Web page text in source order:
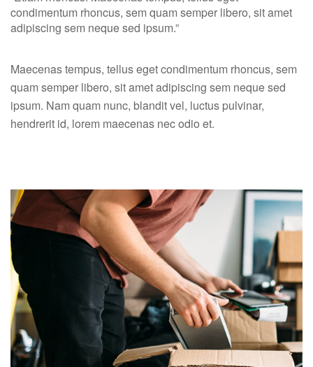
condimentum rhoncus, sem quam semper libero, sit amet
adipiscing sem neque sed ipsum.”
Maecenas tempus, tellus eget condimentum rhoncus, sem
quam semper libero, sit amet adipiscing sem neque sed
ipsum. Nam quam nunc, blandit vel, luctus pulvinar,
hendrerit id, lorem maecenas nec odio et.